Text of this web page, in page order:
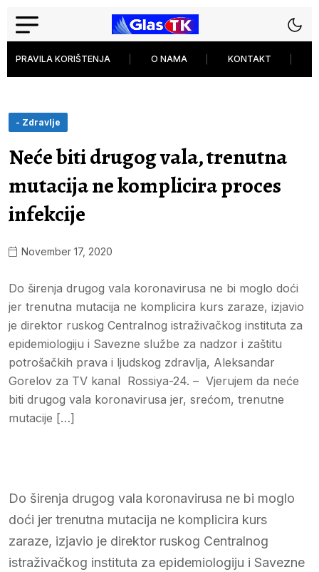
PRAVILA KORIŠTENJA O NAMA KONTAKT
- Zdravlje
Neće biti drugog vala, trenutna
mutacija ne komplicira proces
infekcije
November 17, 2020
Do širenja drugog vala koronavirusa ne bi moglo doći
jer trenutna mutacija ne komplicira kurs zaraze, izjavio
je direktor ruskog Centralnog istraživačkog instituta za
epidemiologiju i Savezne službe za nadzor i zaštitu
potrošačkih prava i ljudskog zdravlja, Aleksandar
Gorelov za TV kanal Rossiya-24. – Vjerujem da neće
biti drugog vala koronavirusa jer, srećom, trenutne
mutacije […]
Do širenja drugog vala koronavirusa ne bi moglo
doći jer trenutna mutacija ne komplicira kurs
zaraze, izjavio je direktor ruskog Centralnog
istraživačkog instituta za epidemiologiju i Savezne